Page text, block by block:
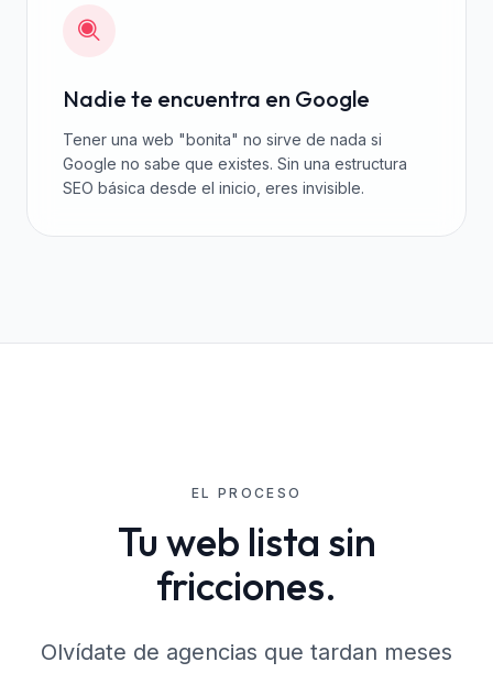
Nadie te encuentra en Google
Tener una web "bonita" no sirve de nada si
Google no sabe que existes. Sin una estructura
SEO básica desde el inicio, eres invisible.
EL PROCESO
Tu web lista sin
fricciones.
Olvídate de agencias que tardan meses